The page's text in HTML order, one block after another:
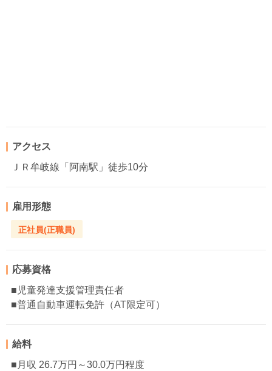
アクセス
ＪＲ牟岐線「阿南駅」徒歩10分
雇用形態
正社員(正職員)
応募資格
■児童発達支援管理責任者
■普通自動車運転免許（AT限定可）
給料
■月収 26.7万円～30.0万円程度